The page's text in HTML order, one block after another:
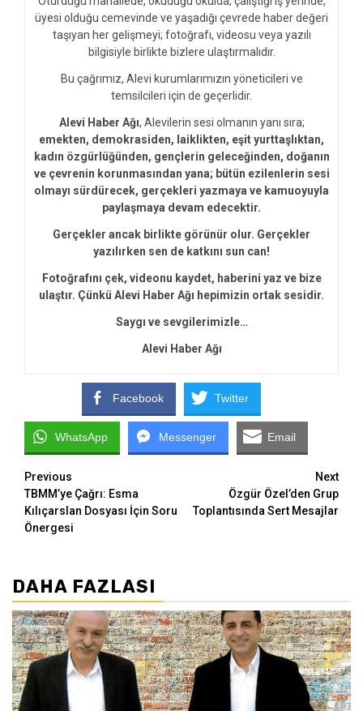
üyesi olduğu cemevinde ve yaşadığı çevrede haber değeri
taşıyan her gelişmeyi; fotoğrafı, videosu veya yazılı
bilgisiyle birlikte bizlere ulaştırmalıdır.
Bu çağrımız, Alevi kurumlarımızın yöneticileri ve
temsilcileri için de geçerlidir.
Alevi Haber Ağı, Alevilerin sesi olmanın yanı sıra;
emekten, demokrasiden, laiklikten, eşit yurttaşlıktan,
kadın özgürlüğünden, gençlerin geleceğinden, doğanın
ve çevrenin korunmasından yana; bütün ezilenlerin sesi
olmayı sürdürecek, gerçekleri yazmaya ve kamuoyuyla
paylaşmaya devam edecektir.
Gerçekler ancak birlikte görünür olur. Gerçekler
yazılırken sen de katkını sun can!
Fotoğrafını çek, videonu kaydet, haberini yaz ve bize
ulaştır. Çünkü Alevi Haber Ağı hepimizin ortak sesidir.
Saygı ve sevgilerimizle…
Alevi Haber Ağı
Facebook Twitter
WhatsApp Messenger Email
Continue
Reading
Previous
TBMM’ye Çağrı: Esma
Kılıçarslan Dosyası İçin Soru
Önergesi
Next
Özgür Özel’den Grup
Toplantısında Sert Mesajlar
DAHA FAZLASI